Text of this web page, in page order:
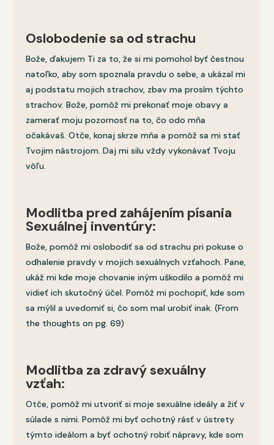
Oslobodenie sa od strachu
Bože, ďakujem Ti za to, že si mi pomohol byť čestnou
natoľko, aby som spoznala pravdu o sebe, a ukázal mi
aj podstatu mojich strachov, zbav ma prosím týchto
strachov. Bože, pomôž mi prekonať moje obavy a
zamerať moju pozornosť na to, čo odo mňa
očakávaš. Otče, konaj skrze mňa a pomôž sa mi stať
Tvojim nástrojom. Daj mi silu vždy vykonávať Tvoju
vôľu.
Modlitba pred zahájením písania
Sexuálnej inventúry:
Bože, pomôž mi oslobodiť sa od strachu pri pokuse o
odhalenie pravdy v mojich sexuálnych vzťahoch. Pane,
ukáž mi kde moje chovanie iným uškodilo a pomôž mi
vidieť ich skutočný účel. Pomôž mi pochopiť, kde som
sa mýlil a uvedomiť si, čo som mal urobiť inak. (From
the thoughts on pg. 69)
Modlitba za zdravý sexuálny
vzťah:
Otče, pomôž mi utvoriť si moje sexuálne ideály a žiť v
súlade s nimi. Pomôž mi byť ochotný rásť v ústrety
týmto ideálom a byť ochotný robiť nápravy, kde som